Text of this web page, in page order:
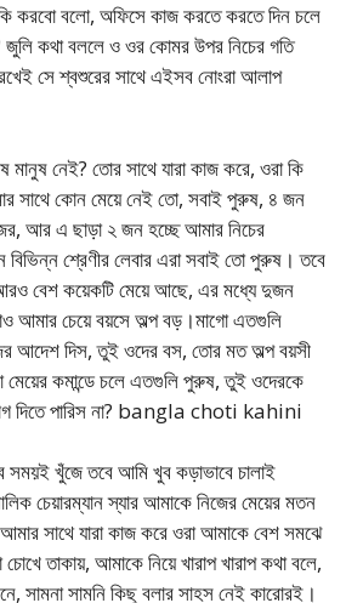
করবো বলো, অফিসে কাজ করতে করতে দিন চলে
জুলি কথা বললে ও ওর কোমর উপর নিচের গতি
সে শ্বশুরের সাথে এইসব নোংরা আলাপ
নেই? তোর সাথে যারা কাজ করে, ওরা কি
সাথে কোন মেয়ে নেই তো, সবাই পুরুষ, ৪ জন
আর এ ছাড়া ২ জন হচ্ছে আমার নিচের
শ্রেণীর লেবার এরা সবাই তো পুরুষ। তবে
বেশ কয়েকটি মেয়ে আছে, এর মধ্যে দুজন
আমার চেয়ে বয়সে অল্প বড়।মাগো এতগুলি
আদেশ দিস, তুই ওদের বস, তোর মত অল্প বয়সী
মেয়ের কমান্ডে চলে এতগুলি পুরুষ, তুই ওদেরকে
দিতে পারিস না? bangla choti kahini
খুঁজে তবে আমি খুব কড়াভাবে চালাই
চেয়ারম্যান স্যার আমাকে নিজের মেয়ের মতন
সাথে যারা কাজ করে ওরা আমাকে বেশ সমঝে
তাকায়, আমাকে নিয়ে খারাপ খারাপ কথা বলে,
সামনা সামনি কিছু বলার সাহস নেই কারোরই।